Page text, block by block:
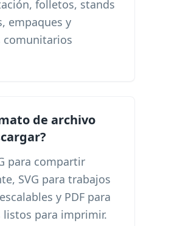
folletos, stands
empaques y
comunitarios
de archivo
para compartir
SVG para trabajos
y PDF para
listos para imprimir.